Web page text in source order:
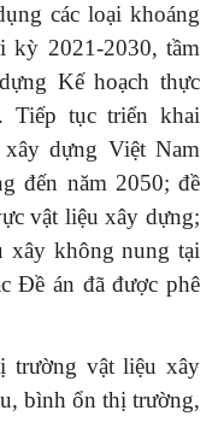
các loại khoáng
kỳ 2021-2030, tầm
Kế hoạch thực
Tiếp tục triển khai
dựng Việt Nam
đến năm 2050; đề
vật liệu xây dựng;
xây không nung tại
Đề án đã được phê
trường vật liệu xây
bình ổn thị trường,